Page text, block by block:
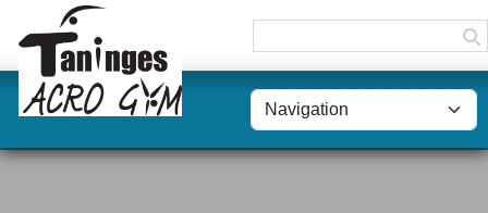
Panneau de gestion des cookies